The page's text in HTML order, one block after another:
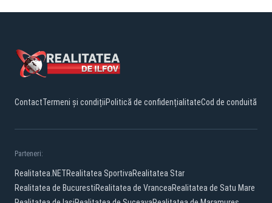
ContactTermeni și condițiiPolitică de confidențialitateCod de conduită
Parteneri:
Realitatea.NETRealitatea SportivaRealitatea Star
Realitatea de BucurestiRealitatea de VranceaRealitatea de Satu Mare